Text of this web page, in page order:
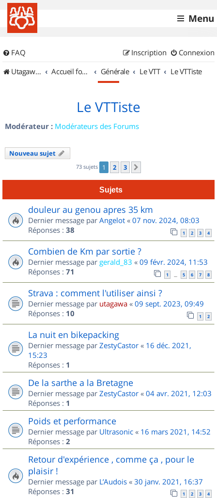
Menu
FAQ Connexion
Inscription
UtagawaVTT (Randos VTT et VTTAE avec traces GPS)
Accueil forum Générale Le VTT Le VTTiste
Le VTTiste
Modérateur : Modérateurs des Forums
Nouveau sujet
73 sujets 1 2 3
Sujets
douleur au genou apres 35 km
Dernier message par Angelot « 07 nov. 2024, 08:03
Réponses : 38 1 2 3 4
Combien de Km par sortie ?
Dernier message par gerald_83 « 09 févr. 2024, 11:53
Réponses : 71 1 … 5 6 7 8
Strava : comment l'utiliser ainsi ?
Dernier message par utagawa « 09 sept. 2023, 09:49
Réponses : 10 1 2
La nuit en bikepacking
Dernier message par ZestyCastor « 16 déc. 2021,
15:23
Réponses : 1
De la sarthe a la Bretagne
Dernier message par ZestyCastor « 04 avr. 2021, 12:03
Réponses : 1
Poids et performance
Dernier message par Ultrasonic « 16 mars 2021, 14:52
Réponses : 2
Retour d'expérience , comme ça , pour le
plaisir !
Dernier message par L’Audois « 30 janv. 2021, 16:37
Réponses : 31 1 2 3 4